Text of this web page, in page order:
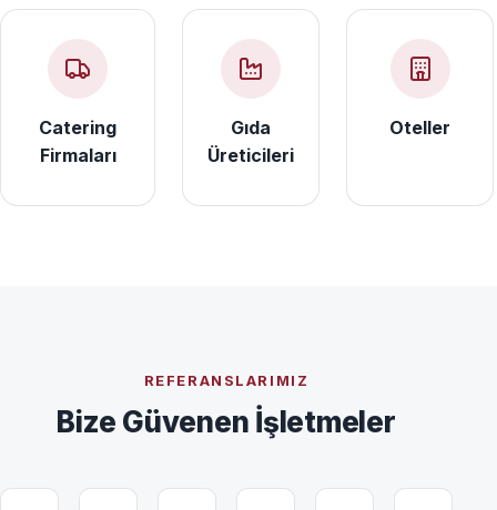
Catering
Firmaları
Gıda
Üreticileri
Oteller
REFERANSLARIMIZ
Bize Güvenen İşletmeler